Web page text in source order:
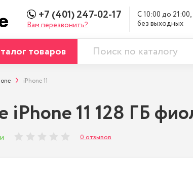
+7 (401) 247-02-17
Вам перезвонить?
С 10:00 до 21:00,
без выходных
товаров
iPhone 11
iPhone 11 128 ГБ
0 отзывов